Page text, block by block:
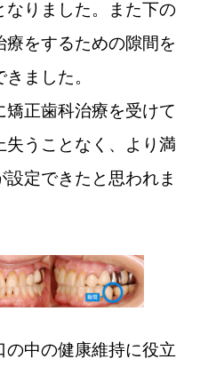
なりました。また下の
をするための隙間を
ました。
正歯科治療を受けて
失うことなく、より満
定できたと思われま
中の健康維持に役立